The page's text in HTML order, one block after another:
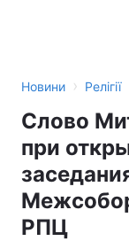
Новини › Релігії
Слово
при
РПЦ